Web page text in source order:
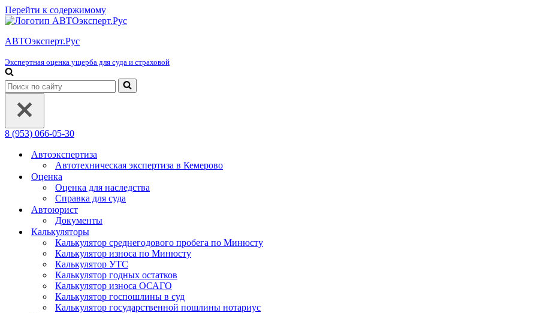
Перейти к содержимому
АВТОэксперт.Рус
Экспертная оценка ущерба для суда и страховой
Искать...
8 (953) 066-05-30
Автоэкспертиза
Автотехническая экспертиза в Кемерово
Оценка
Оценка для наследства
Справка для суда
Автоюрист
Документы
Калькуляторы
Калькулятор среднегодового пробега по Минюсту
Калькулятор износа по Минюсту
Калькулятор УТС
Калькулятор годных остатков
Калькулятор износа ОСАГО
Калькулятор госпошлины в суд
Калькулятор государственной пошлины нотариус